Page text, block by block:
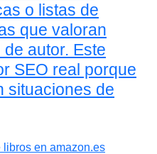
o listas de
que valoran
autor. Este
SEO real porque
situaciones de
en amazon.es